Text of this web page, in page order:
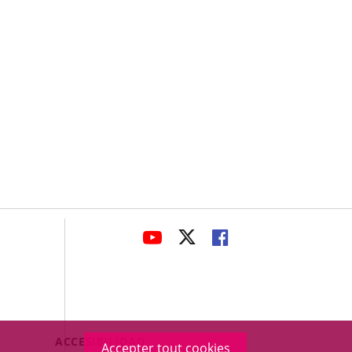
Accepter tout cookies
ENLACEENLACEENLACE
Menú
ACCESIBILIDAD